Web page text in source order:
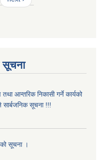
सूचना
आन्तरिक निकासी गर्ने कार्यको
सार्बजनिक सूचना !!!
सूचना ।